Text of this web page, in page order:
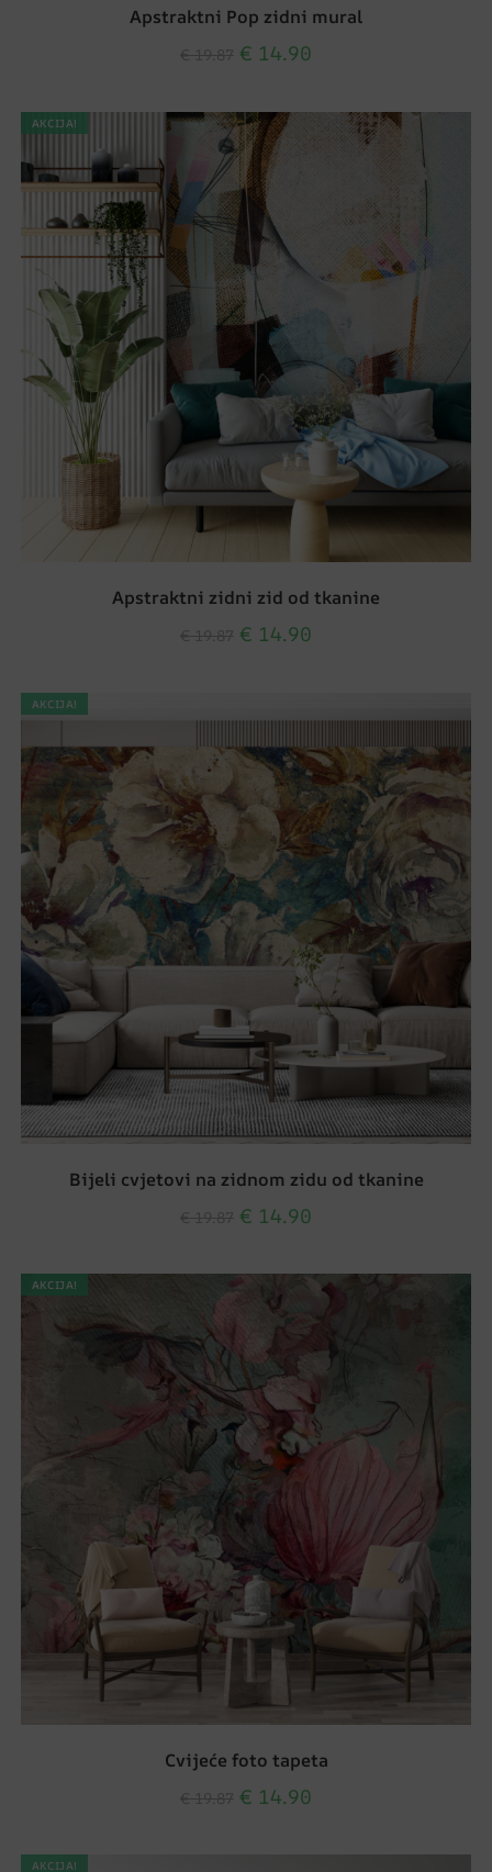
Apstraktni Pop zidni mural
€ 14.90
AKCIJA!
Apstraktni zidni zid od tkanine
€ 14.90
AKCIJA!
Bijeli cvjetovi na zidnom zidu od tkanine
€ 14.90
AKCIJA!
Cvijeće foto tapeta
€ 14.90
AKCIJA!